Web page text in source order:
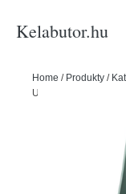
Kelabutor.hu
Home / Produkty /
Unique Furniture